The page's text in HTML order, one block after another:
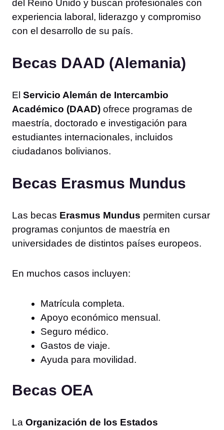
del Reino Unido y buscan profesionales con
experiencia laboral, liderazgo y compromiso
con el desarrollo de su país.
Becas DAAD (Alemania)
El Servicio Alemán de Intercambio
Académico (DAAD) ofrece programas de
maestría, doctorado e investigación para
estudiantes internacionales, incluidos
ciudadanos bolivianos.
Becas Erasmus Mundus
Las becas Erasmus Mundus permiten cursar
programas conjuntos de maestría en
universidades de distintos países europeos.
En muchos casos incluyen:
Matrícula completa.
Apoyo económico mensual.
Seguro médico.
Gastos de viaje.
Ayuda para movilidad.
Becas OEA
La Organización de los Estados